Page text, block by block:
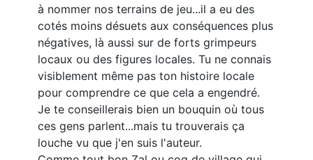
à nommer nos terrains de jeu...il a eu des
cotés moins désuets aux conséquences plus
négatives, là aussi sur de forts grimpeurs
locaux ou des figures locales. Tu ne connais
visiblement même pas ton histoire locale
pour comprendre ce que cela a engendré.
Je te conseillerais bien un bouquin où tous
ces gens parlent...mais tu trouverais ça
louche vu que j'en suis l'auteur.